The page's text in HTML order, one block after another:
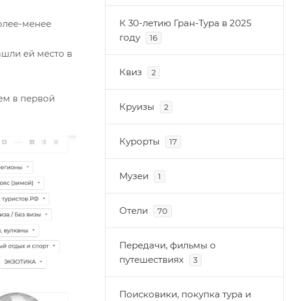
менее
ей место в
в первой
К 30-летию Гран-Тура в 2025
году
16
Квиз 2
Круизы 2
Курорты 17
Музеи 1
Отели 70
Передачи, фильмы о
путешествиях
3
Поисковики, покупка тура и